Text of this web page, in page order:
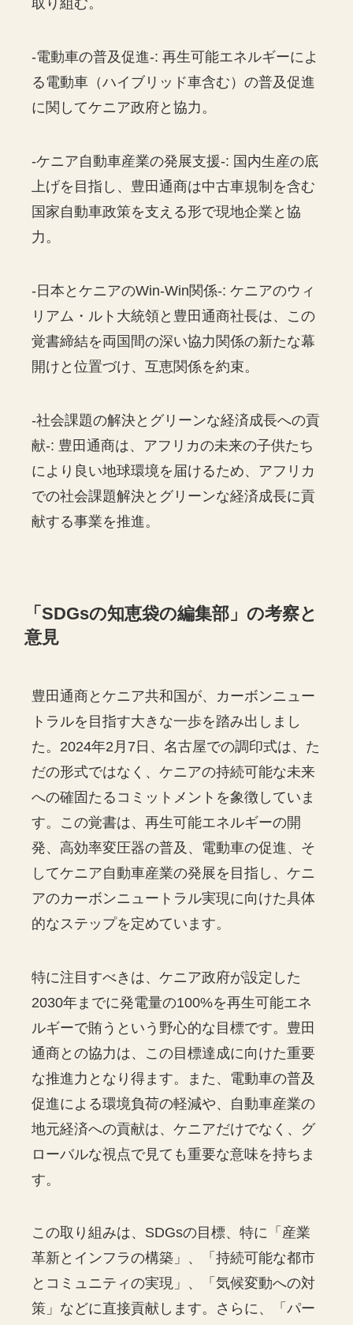
取り組む。
-電動車の普及促進-: 再生可能エネルギーによ
る電動車（ハイブリッド車含む）の普及促進
に関してケニア政府と協力。
-ケニア自動車産業の発展支援-: 国内生産の底
上げを目指し、豊田通商は中古車規制を含む
国家自動車政策を支える形で現地企業と協
力。
-日本とケニアのWin-Win関係-: ケニアのウィ
リアム・ルト大統領と豊田通商社長は、この
覚書締結を両国間の深い協力関係の新たな幕
開けと位置づけ、互恵関係を約束。
-社会課題の解決とグリーンな経済成長への貢
献-: 豊田通商は、アフリカの未来の子供たち
により良い地球環境を届けるため、アフリカ
での社会課題解決とグリーンな経済成長に貢
献する事業を推進。
「SDGsの知恵袋の編集部」の考察と
意見
豊田通商とケニア共和国が、カーボンニュー
トラルを目指す大きな一歩を踏み出しまし
た。2024年2月7日、名古屋での調印式は、た
だの形式ではなく、ケニアの持続可能な未来
への確固たるコミットメントを象徴していま
す。この覚書は、再生可能エネルギーの開
発、高効率変圧器の普及、電動車の促進、そ
してケニア自動車産業の発展を目指し、ケニ
アのカーボンニュートラル実現に向けた具体
的なステップを定めています。
特に注目すべきは、ケニア政府が設定した
2030年までに発電量の100%を再生可能エネ
ルギーで賄うという野心的な目標です。豊田
通商との協力は、この目標達成に向けた重要
な推進力となり得ます。また、電動車の普及
促進による環境負荷の軽減や、自動車産業の
地元経済への貢献は、ケニアだけでなく、グ
ローバルな視点で見ても重要な意味を持ちま
す。
この取り組みは、SDGsの目標、特に「産業
革新とインフラの構築」、「持続可能な都市
とコミュニティの実現」、「気候変動への対
策」などに直接貢献します。さらに、「パー